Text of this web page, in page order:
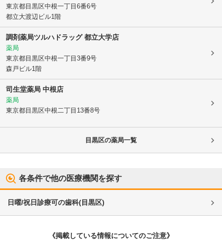
東京都目黒区中根一丁目6番6号
都立大渡辺ビル1階
調剤薬局ツルハドラッグ 都立大学店
薬局
東京都目黒区中根一丁目3番9号
森戸ビル1階
司生堂薬局 中根店
薬局
東京都目黒区中根二丁目13番8号
目黒区の薬局一覧
各条件で他の医療機関を探す
日曜/祝日診療可の歯科(目黒区)
《掲載している情報についてのご注意》